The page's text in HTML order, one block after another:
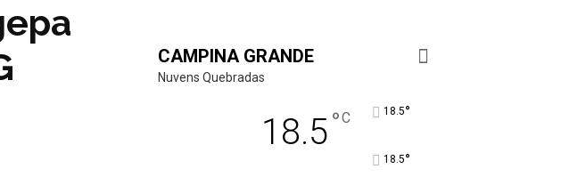
CAMPINA GRANDE
Nuvens Quebradas
18.5°C 18.5°
18.5°